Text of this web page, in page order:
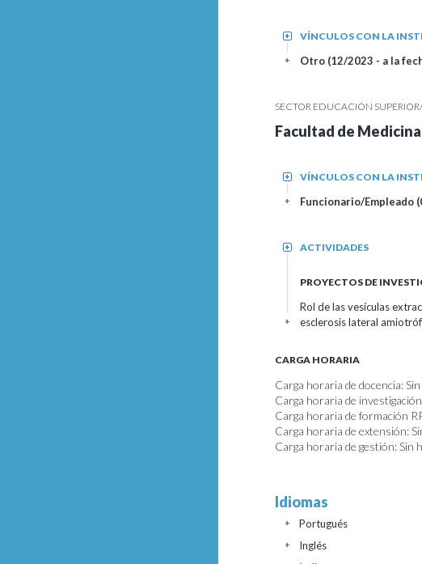
VÍNCULOS CON LA
+
Otro (12/2023 - a la
+
SECTOR EDUCACIÓN
Facultad de
VÍNCULOS CON LA
+
Funcionario/Empleado
+
ACTIVIDADES
+
PROYECTOS DE
Rol de las vesículas
esclerosis lateral
+
CARGA HORARIA
Carga horaria de docencia:
Carga horaria de
Carga horaria de formación
Carga horaria de extensión:
Carga horaria de gestión: Sin
Idiomas
Portugués
+
Inglés
+